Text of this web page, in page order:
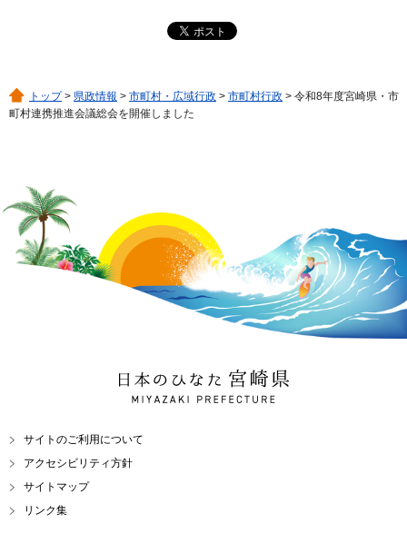
トップ> 県政情報 > 市町村・広域行政 > 市町村行政 > 令和8年度宮崎県・市
町村連携推進会議総会を開催しました
日本のひなた 宮崎県
MIYAZAKI PREFECTURE
サイトのご利用について
アクセシビリティ方針
サイトマップ
リンク集